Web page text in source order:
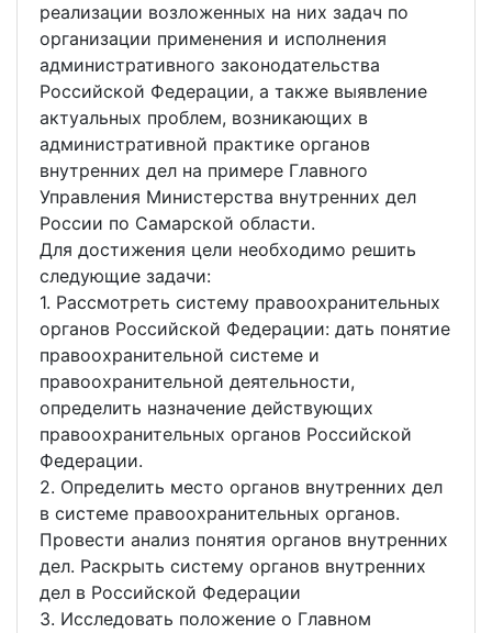
реализации возложенных на них задач по
организации применения и исполнения
административного законодательства
Российской Федерации, а также выявление
актуальных проблем, возникающих в
административной практике органов
внутренних дел на примере Главного
Управления Министерства внутренних дел
России по Самарской области.
Для достижения цели необходимо решить
следующие задачи:
1. Рассмотреть систему правоохранительных
органов Российской Федерации: дать понятие
правоохранительной системе и
правоохранительной деятельности,
определить назначение действующих
правоохранительных органов Российской
Федерации.
2. Определить место органов внутренних дел
в системе правоохранительных органов.
Провести анализ понятия органов внутренних
дел. Раскрыть систему органов внутренних
дел в Российской Федерации
3. Исследовать положение о Главном